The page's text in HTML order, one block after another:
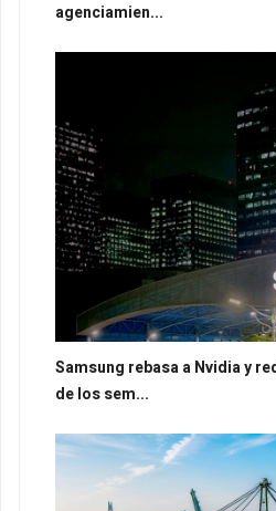
agenciamien...
Samsung rebasa a Nvidia y
de los sem...